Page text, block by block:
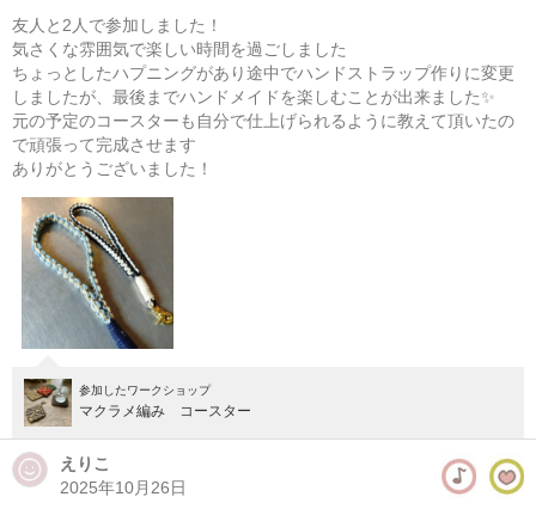
08/10(月) 13:00-18:00
東京 学芸大学駅徒歩14分
08/11(火・祝) 13:00-18:00
東京 学芸大学駅徒歩14分
友人と2人で参加しました！
気さくな雰囲気で楽しい時間を過ごしました
ちょっとしたハプニングがあり途中でハンドストラップ作りに変更
しましたが、最後までハンドメイドを楽しむことが出来ました✨
元の予定のコースターも自分で仕上げられるように教えて頂いたの
で頑張って完成させます
ありがとうございました！
参加したワークショップ
マクラメ編み コースター
えりこ
2025年10月26日